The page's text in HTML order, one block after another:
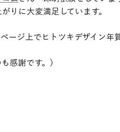
りに大変満足しています。
ージ上でヒトツキデザイン年
感謝です。）